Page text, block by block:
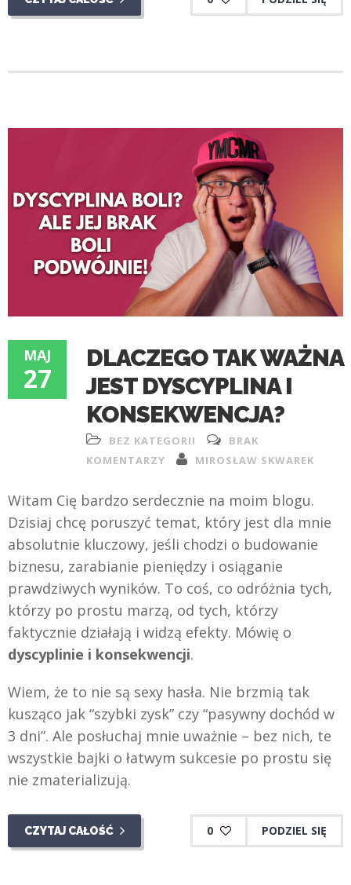
MAJ
27
DLACZEGO TAK WAŻNA
JEST DYSCYPLINA I
KONSEKWENCJA?
BEZ KATEGORII
BRAK
KOMENTARZY
MIROSŁAW SKWAREK
Witam Cię bardzo serdecznie na moim blogu.
Dzisiaj chcę poruszyć temat, który jest dla mnie
absolutnie kluczowy, jeśli chodzi o budowanie
biznesu, zarabianie pieniędzy i osiąganie
prawdziwych wyników. To coś, co odróżnia tych,
którzy po prostu marzą, od tych, którzy
faktycznie działają i widzą efekty. Mówię o
dyscyplinie i konsekwencji.
Wiem, że to nie są sexy hasła. Nie brzmią tak
kusząco jak “szybki zysk” czy “pasywny dochód w
3 dni”. Ale posłuchaj mnie uważnie – bez nich, te
wszystkie bajki o łatwym sukcesie po prostu się
nie zmaterializują.
CZYTAJ CAŁOŚĆ 0 PODZIEL SIĘ